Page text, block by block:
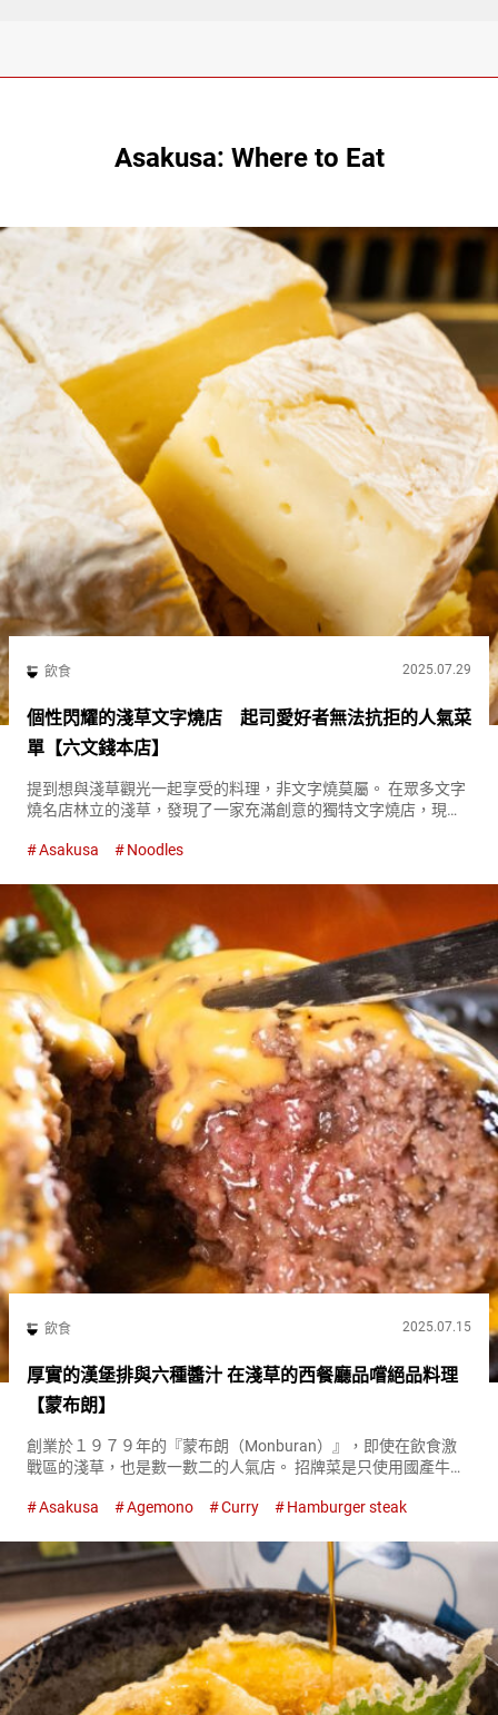
Asakusa: Where to Eat
飲食 2025.07.29
個性閃耀的淺草文字燒店 起司愛好者無法抗拒的人氣菜
單【六文錢本店】
提到想與淺草觀光一起享受的料理，非文字燒莫屬。 在眾多文字
燒名店林立的淺草，發現了一家充滿創意的獨特文字燒店，現在
３００日元（含稅） 『六文錢（Rokumonse...
Asakusa Noodles
飲食 2025.07.15
厚實的漢堡排與六種醬汁 在淺草的西餐廳品嚐絕品料理
【蒙布朗】
創業於１９７９年的『蒙布朗（Monburan）』，即使在飲食激
戰區的淺草，也是數一數二的人氣店。 招牌菜是只使用國產牛肉
種 『蒙布朗（Monburan）』的招牌漢堡排有幾個特點，其中...
Asakusa Agemono Curry Hamburger steak